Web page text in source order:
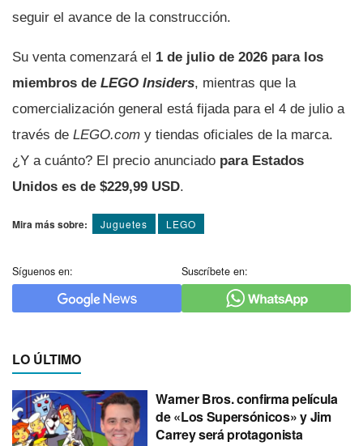
seguir el avance de la construcción.
Su venta comenzará el 1 de julio de 2026 para los
miembros de LEGO Insiders, mientras que la
comercialización general está fijada para el 4 de julio a
través de LEGO.com y tiendas oficiales de la marca.
¿Y a cuánto? El precio anunciado para Estados
Unidos es de $229,99 USD.
Mira más sobre: Juguetes LEGO
Síguenos en: Suscríbete en:
LO ÚLTIMO
Warner Bros. confirma película
de «Los Supersónicos» y Jim
Carrey será protagonista